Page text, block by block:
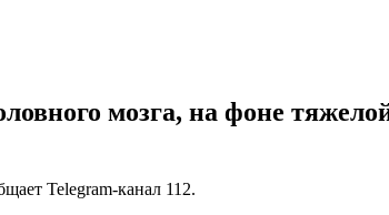
мозга, на фоне
Telegram-канал 112.